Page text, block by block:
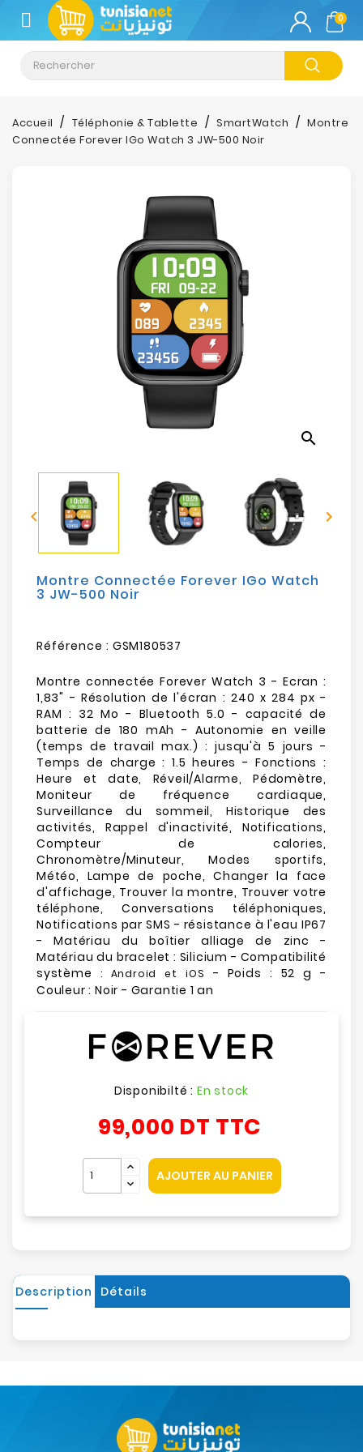
CATÉGORIE
Climatisation
Informatique
Sécurité
Mobilités
0
Accueil Téléphonie & Tablette SmartWatch
Montre
Connectée Forever IGo Watch 3 JW-500 Noir
search
 
Montre Connectée Forever IGo Watch
3 JW-500 Noir
Référence : GSM180537
Montre connectée Forever Watch 3 - Ecran :
1,83" - Résolution de l'écran : 240 x 284 px -
RAM : 32 Mo - Bluetooth 5.0 - capacité de
batterie de 180 mAh - Autonomie en veille
(temps de travail max.) : jusqu'à 5 jours -
Temps de charge : 1.5 heures - Fonctions :
Heure et date, Réveil/Alarme, Pédomètre,
Moniteur de fréquence cardiaque,
Surveillance du sommeil, Historique des
activités, Rappel d'inactivité, Notifications,
Compteur de calories,
Chronomètre/Minuteur, Modes sportifs,
Météo, Lampe de poche, Changer la face
d'affichage, Trouver la montre, Trouver votre
téléphone, Conversations téléphoniques,
Notifications par SMS - résistance à l'eau IP67
- Matériau du boîtier alliage de zinc -
Matériau du bracelet : Silicium - Compatibilité
système : Android et iOS
- Poids : 52 g -
Couleur : Noir - Garantie 1 an
Disponibilté : En stock
99,000 DT TTC
AJOUTER AU PANIER
Description Détails